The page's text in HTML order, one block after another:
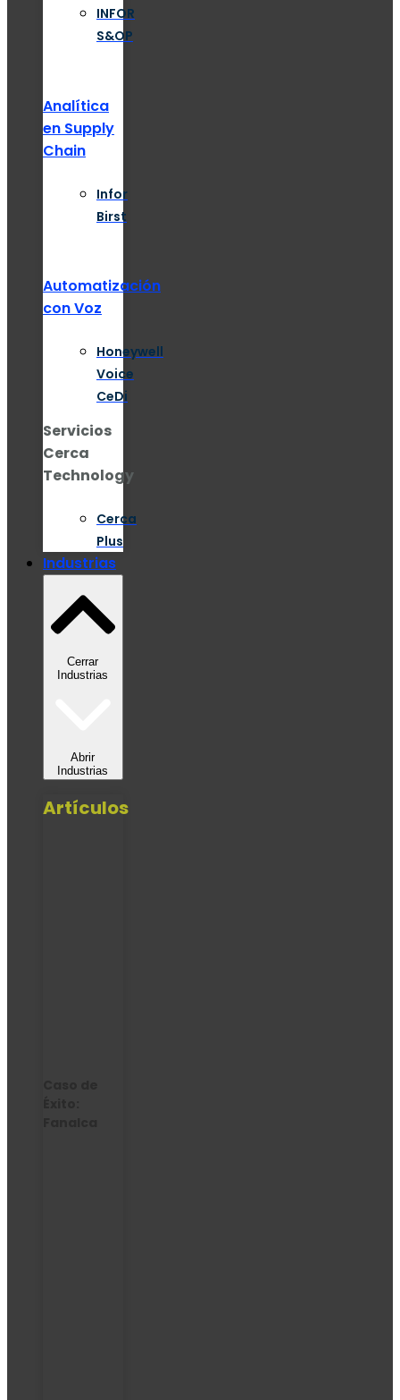
INFOR
S&OP
Analítica
en Supply
Chain
Infor
Birst
Automatización
con Voz
Honeywell
Voice
CeDi
Servicios
Cerca
Technology
Cerca
Plus
Industrias
Cerrar
Industrias
Abrir
Industrias
Artículos